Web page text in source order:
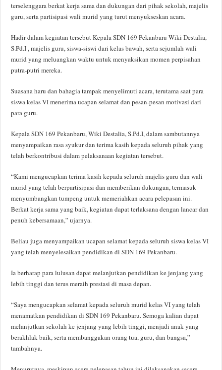
terselenggara berkat kerja sama dan dukungan dari pihak sekolah, majelis
guru, serta partisipasi wali murid yang turut menyukseskan acara.
Hadir dalam kegiatan tersebut Kepala SDN 169 Pekanbaru Wiki Destalia,
S.Pd.I , majelis guru, siswa-siswi dari kelas bawah, serta sejumlah wali
murid yang meluangkan waktu untuk menyaksikan momen perpisahan
putra-putri mereka.
Suasana haru dan bahagia tampak menyelimuti acara, terutama saat para
siswa kelas VI menerima ucapan selamat dan pesan-pesan motivasi dari
para guru.
Kepala SDN 169 Pekanbaru, Wiki Destalia, S.Pd.I, dalam sambutannya
menyampaikan rasa syukur dan terima kasih kepada seluruh pihak yang
telah berkontribusi dalam pelaksanaan kegiatan tersebut.
“Kami mengucapkan terima kasih kepada seluruh majelis guru dan wali
murid yang telah berpartisipasi dan memberikan dukungan, termasuk
menyumbangkan tumpeng untuk memeriahkan acara pelepasan ini.
Berkat kerja sama yang baik, kegiatan dapat terlaksana dengan lancar dan
penuh kebersamaan,” ujarnya.
Beliau juga menyampaikan ucapan selamat kepada seluruh siswa kelas VI
yang telah menyelesaikan pendidikan di SDN 169 Pekanbaru.
Ia berharap para lulusan dapat melanjutkan pendidikan ke jenjang yang
lebih tinggi dan terus meraih prestasi di masa depan.
“Saya mengucapkan selamat kepada seluruh murid kelas VI yang telah
menamatkan pendidikan di SDN 169 Pekanbaru. Semoga kalian dapat
melanjutkan sekolah ke jenjang yang lebih tinggi, menjadi anak yang
berakhlak baik, serta membanggakan orang tua, guru, dan bangsa,”
tambahnya.